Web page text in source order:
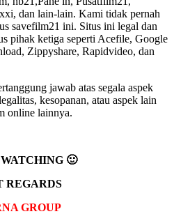
dan lain-lain. Kami tidak pernah
savefilm21 ini. Situs ini legal dan
pihak ketiga seperti Acefile, Google
Zippyshare, Rapidvideo, dan
jawab atas segala aspek
kesopanan, atau aspek lain
online lainnya.
🙂
REGARDS
GROUP